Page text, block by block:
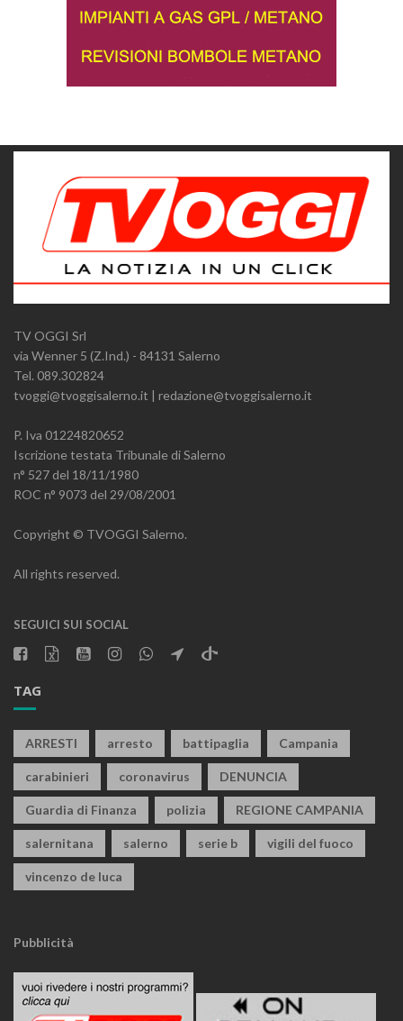
TV OGGI Srl
via Wenner 5 (Z.Ind.) - 84131 Salerno
Tel. 089.302824
tvoggi@tvoggisalerno.it | redazione@tvoggisalerno.it
P. Iva 01224820652
Iscrizione testata Tribunale di Salerno
n° 527 del 18/11/1980
ROC n° 9073 del 29/08/2001
Copyright © TVOGGI Salerno.
All rights reserved.
SEGUICI SUI SOCIAL
TAG
ARRESTI arresto battipaglia Campania
carabinieri coronavirus DENUNCIA
Guardia di Finanza polizia REGIONE CAMPANIA
salernitana salerno serie b vigili del fuoco
vincenzo de luca
Pubblicità